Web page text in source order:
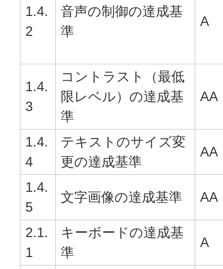
1.4.
2
音声の制御の達成基
準
A
1.4.
3
コントラスト（最低
限レベル）の達成基
準
AA
1.4.
4
テキストのサイズ変
更の達成基準
AA
1.4.
5
文字画像の達成基準 AA
2.1.
1
キーボードの達成基
準
A